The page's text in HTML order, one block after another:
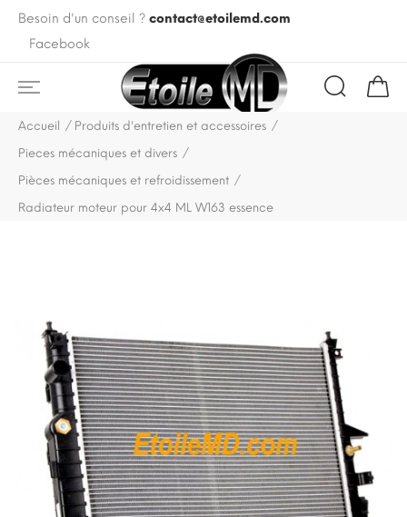
Besoin d'un conseil ? contact@etoilemd.com
Facebook
Accueil
Produits d'entretien et accessoires
Pieces mécaniques et divers
Pièces mécaniques et refroidissement
Radiateur moteur pour 4x4 ML W163 essence